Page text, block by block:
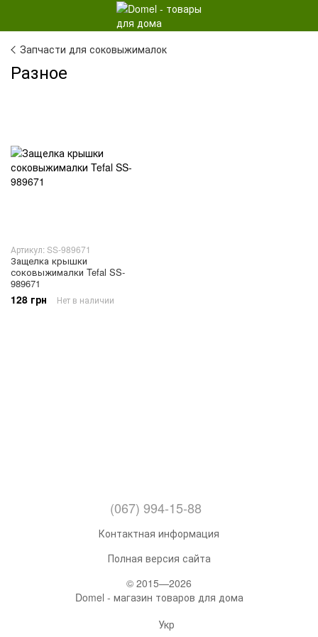
Запчасти для соковыжималок
Разное
Артикул: SS-989671
Защелка крышки
соковыжималки Tefal SS-
989671
128 грн Нет в наличии
(067) 994-15-88
Контактная информация
Полная версия сайта
© 2015—2026
Domel - магазин товаров для дома
Укр